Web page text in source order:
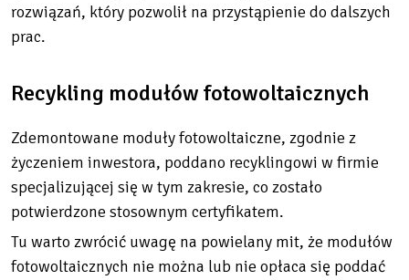
rozwiązań, który pozwolił na przystąpienie do dalszych
prac.
Recykling modułów fotowoltaicznych
Zdemontowane moduły fotowoltaiczne, zgodnie z
życzeniem inwestora, poddano recyklingowi w firmie
specjalizującej się w tym zakresie, co zostało
potwierdzone stosownym certyfikatem.
Tu warto zwrócić uwagę na powielany mit, że modułów
fotowoltaicznych nie można lub nie opłaca się poddać